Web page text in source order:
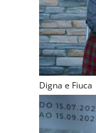
Digna e Fiuca